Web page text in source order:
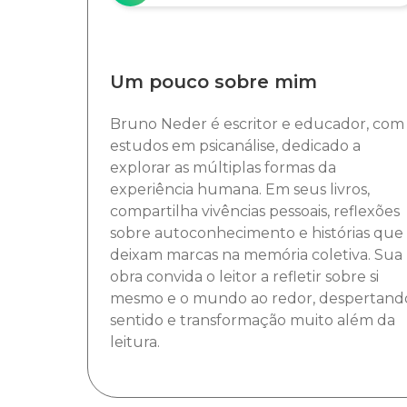
Um pouco sobre mim
Bruno Neder é escritor e educador, com
estudos em psicanálise, dedicado a
explorar as múltiplas formas da
experiência humana. Em seus livros,
compartilha vivências pessoais, reflexões
sobre autoconhecimento e histórias que
deixam marcas na memória coletiva. Sua
obra convida o leitor a refletir sobre si
mesmo e o mundo ao redor,
sentido e transformação muito além da
leitura.